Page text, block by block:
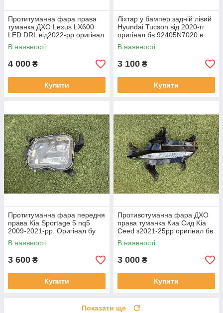
Протитуманна фара права
туманка ДХО Lexus LX600
LED DRL від2022-рр оригінал
бв відсутнє одно кріплення
В наявності
4 000 ₴
Купити
Ліхтар у бампер задній лівий
Hyundai Tucson від 2020-гг
оригінал бв 92405N7020 в
нормальному стані
В наявності
3 100 ₴
Купити
Протитуманна фара передня
права Kia Sportage 5 nq5
2009-2021-рр. Оригінал бу
92202R2000 проклеєна
тріщина скла в непомітному
місці
В наявності
3 600 ₴
Купити
Противотуманна фара ДХО
права туманка Киа Сид Kia
Ceed з2021-25рр оригінал бв
92207J7500 ціла
В наявності
3 000 ₴
Купити
Показати ще